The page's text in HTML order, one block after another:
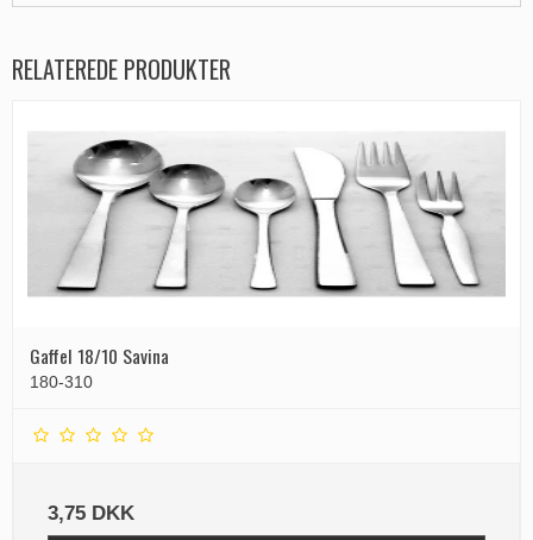
RELATEREDE PRODUKTER
Gaffel 18/10 Savina
180-310
3,75 DKK